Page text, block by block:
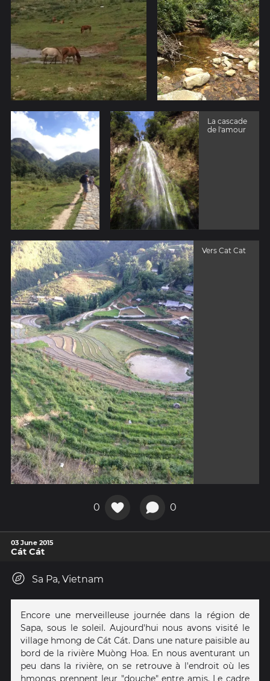
La cascade
de l'amour
Vers Cat Cat
0 0
03 June 2015
Cát Cát
Sa Pa, Vietnam
Encore une merveilleuse journée dans la région de
Sapa, sous le soleil. Aujourd'hui nous avons visité le
village hmong de Cát Cát. Dans une nature paisible au
bord de la rivière Muòng Hoa. En nous aventurant un
peu dans la rivière, on se retrouve à l'endroit où les
hmongs prennent leur "douche" entre amis. Le cadre